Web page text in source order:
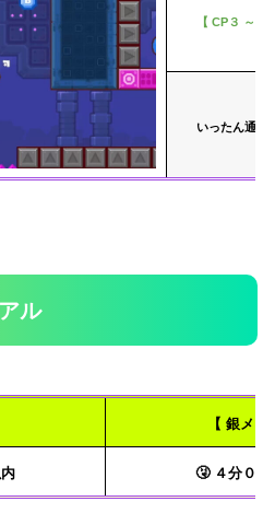
【 CP３ ～
いったん通り
ル
【 銀メダ
🤧 ４分００